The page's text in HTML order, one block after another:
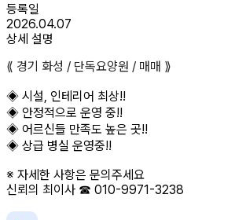
등록일
2026.04.07
상세 설명
⟪ 경기 화성 / 단독요양원 / 매매 ⟫
◈ 시설, 인테리어 최상!!
◈ 안정적으로 운영 중!!
◈ 어르신들 만족도 높은 곳!!
◈ 상급 병실 운영중!!
※ 자세한 사항은 문의주세요
신뢰의 최이사 ☎ 010-9971-3238